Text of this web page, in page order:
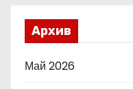
Архив
Май 2026